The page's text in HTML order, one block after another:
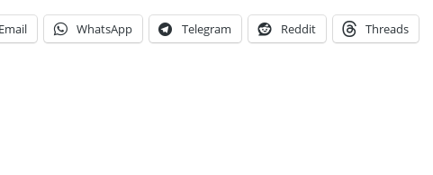
Email WhatsApp Telegram Reddit Threads